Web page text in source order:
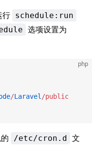
行 schedule:run
选项设置为
php
/Laravel /public
/etc/cron.d 文